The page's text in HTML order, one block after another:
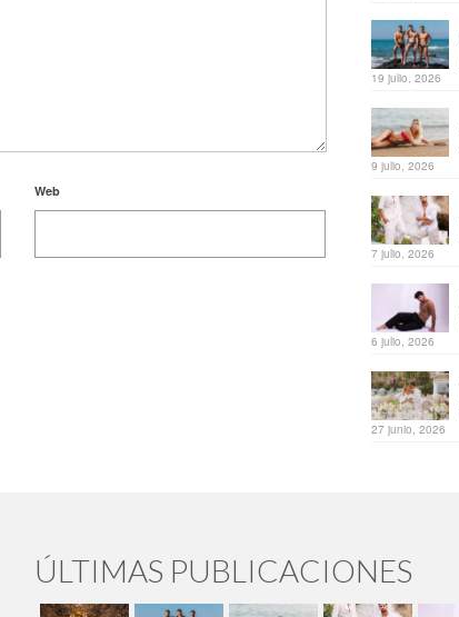
Web
19 julio, 2026
9 julio, 2026
7 julio, 2026
6 julio, 2026
27 junio, 2026
ÚLTIMAS PUBLICACIONES